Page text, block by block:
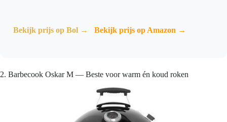
Bekijk prijs op Bol → Bekijk prijs op Amazon →
2. Barbecook Oskar M — Beste voor warm én koud roken